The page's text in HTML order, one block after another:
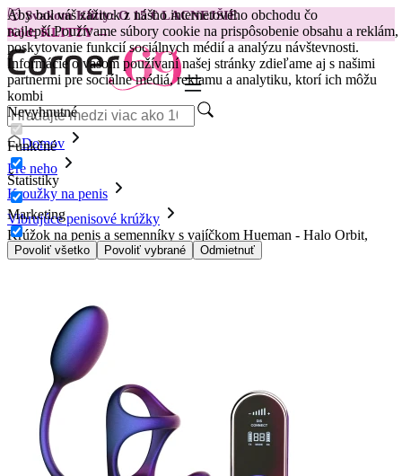
Aby bol váš zážitok z nášho internetového obchodu čo
najlepší.Používame súbory cookie na prispôsobenie obsahu a reklám,
poskytovanie funkcií sociálnych médií a analýzu návštevnosti.
Informácie o vašom používaní našej stránky zdieľame aj s našimi
partnermi pre sociálne médiá, reklamu a analytiku, ktorí ich môžu
kombi
Nevyhnutné
Funkčné
Štatistiky
Marketing
Povoliť všetko Povoliť vybrané Odmietnuť
😽Svakom Klitty: O 15 € LACNEJŠIE
Kód: KLITTY →
Domov
Pre neho
Kroužky na penis
Vibrujúce penisové krúžky
Krúžok na penis a semenníky s vajíčkom Hueman - Halo Orbit,
fialový